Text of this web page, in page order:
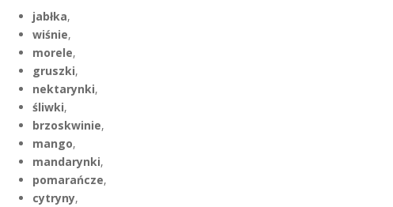
jabłka,
wiśnie,
morele,
gruszki,
nektarynki,
śliwki,
brzoskwinie,
mango,
mandarynki,
pomarańcze,
cytryny,